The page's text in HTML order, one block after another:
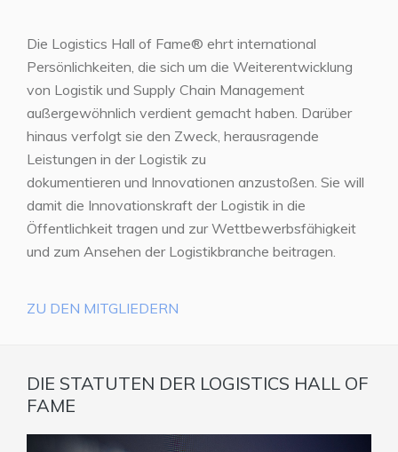
Die Logistics Hall of Fame® ehrt international
Persönlichkeiten, die sich um die Weiterentwicklung
von Logistik und Supply Chain Management
außergewöhnlich verdient gemacht haben. Darüber
hinaus verfolgt sie den Zweck, herausragende
Leistungen in der Logistik zu
dokumentieren und Innovationen anzustoßen. Sie will
damit die Innovationskraft der Logistik in die
Öffentlichkeit tragen und zur Wettbewerbsfähigkeit
und zum Ansehen der Logistikbranche beitragen.
ZU DEN MITGLIEDERN
DIE STATUTEN DER LOGISTICS HALL OF
FAME